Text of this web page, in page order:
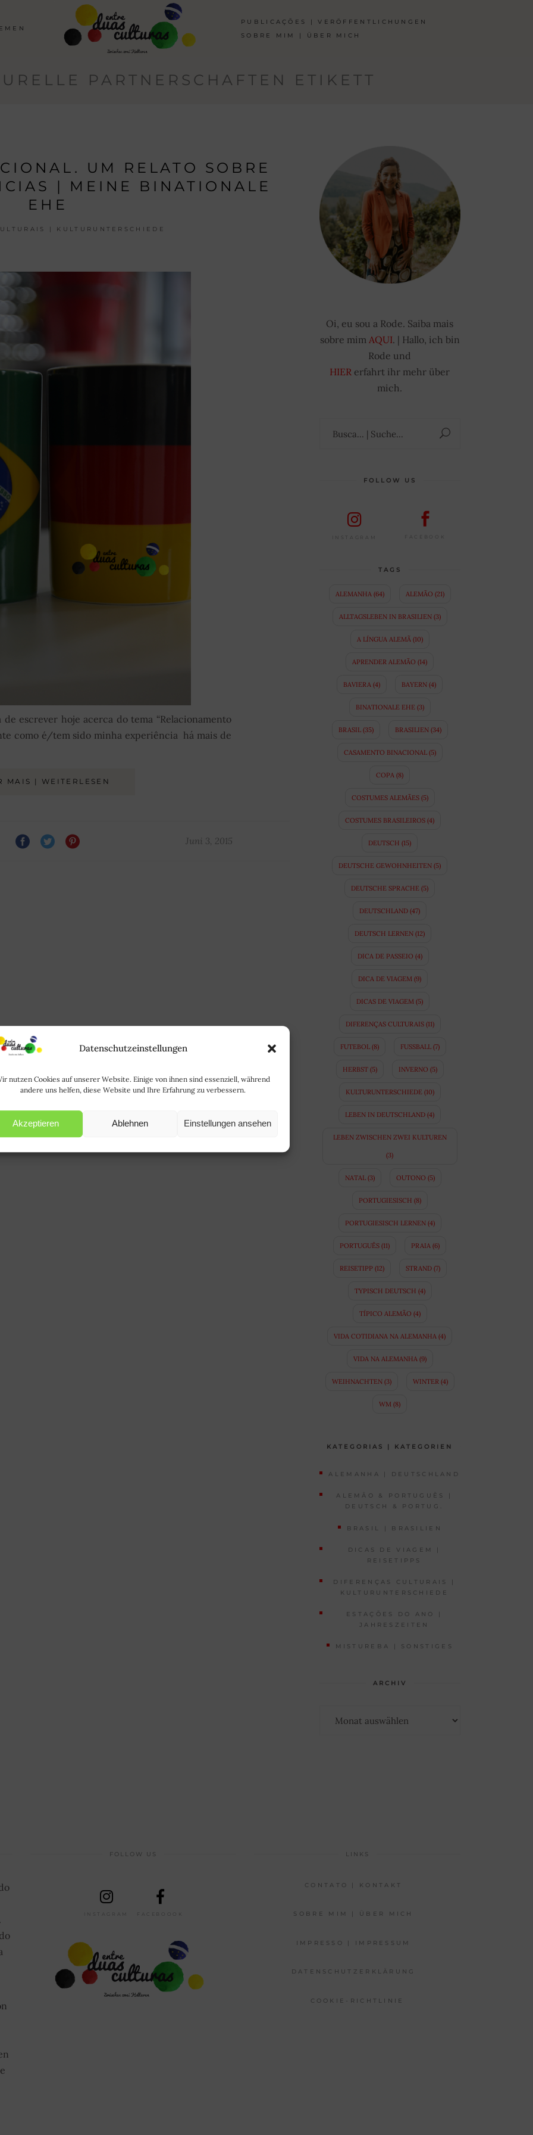
Datenschutzeinstellungen
nutzen Cookies auf unserer Website. Einige von ihnen sind essenziell, während
andere uns helfen, diese Website und Ihre Erfahrung zu verbessern.
Akzeptieren Ablehnen Einstellungen ansehen
PUBLICAÇÕES | VERÖFFENTLICHUNGEN
SOBRE MIM | ÜBER MICH
PARTNERSCHAFTEN ETIKETT
UM RELATO SOBRE
| MEINE BINATIONALE
EHE
| KULTURUNTERSCHIEDE
escrever hoje acerca do tema “Relacionamento
como é/tem sido minha experiência há mais de
MAIS | WEITERLESEN
Juni 3, 2015
Oi, eu sou a Rode. Saiba mais
sobre mim AQUI. | Hallo, ich bin
Rode und
HIER erfahrt ihr mehr über
mich.
FOLLOW US
INSTAGRAM FACEBOOK
TAGS
ALEMANHA (64) ALEMÃO (21)
ALLTAGSLEBEN IN BRASILIEN(3)
A LÍNGUA ALEMÃ (10)
APRENDER ALEMÃO (14)
BAVIERA (4) BAYERN (4)
BINATIONALE EHE(3)
BRASIL(35) BRASILIEN(34)
CASAMENTO BINACIONAL(5)
COPA (8)
COSTUMES ALEMÃES(5)
COSTUMES BRASILEIROS (4)
DEUTSCH (15)
DEUTSCHE GEWOHNHEITEN (5)
DEUTSCHE SPRACHE (5)
DEUTSCHLAND (47)
DEUTSCH LERNEN (12)
DICA DE PASSEIO (4)
DICA DE VIAGEM (9)
DICAS DE VIAGEM (5)
DIFERENÇAS CULTURAIS(11)
FUTEBOL(8) FUSSBALL (7)
HERBST(5) INVERNO (5)
KULTURUNTERSCHIEDE(10)
LEBEN IN DEUTSCHLAND (4)
LEBEN ZWISCHEN ZWEI KULTUREN
(3)
NATAL(3) OUTONO (5)
PORTUGIESISCH (8)
PORTUGIESISCH LERNEN(4)
PORTUGUÊS (11) PRAIA (6)
REISETIPP(12) STRAND(7)
TYPISCH DEUTSCH (4)
TÍPICO ALEMÃO (4)
VIDA COTIDIANA NA ALEMANHA (4)
VIDA NA ALEMANHA (9)
WEIHNACHTEN(3) WINTER (4)
WM (8)
KATEGORIAS | KATEGORIEN
ALEMANHA | DEUTSCHLAND
ALEMÃO & PORTUGUÊS |
DEUTSCH & PORTUG.
BRASIL | BRASILIEN
DICAS DE VIAGEM |
REISETIPPS
DIFERENÇAS CULTURAIS |
KULTURUNTERSCHIEDE
ESTAÇÕES DO ANO |
JAHRESZEITEN
MISTUREBA | SONSTIGES
ARCHIV
FOLLOW US
INSTAGRAM FACEBOOOK
LINKS
CONTATO | KONTAKT
SOBRE MIM | ÜBER MICH
IMPRESSO | IMPRESSUM
DATENSCHUTZERKLÄRUNG
COOKIE-RICHTLINIE